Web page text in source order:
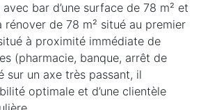
bar d’une surface de 78 m² et
rénover de 78 m² situé au premier
à proximité immédiate de
(pharmacie, banque, arrêt de
sur un axe très passant, il
optimale et d’une clientèle